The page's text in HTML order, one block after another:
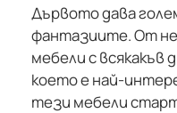
Дървото дава
фантазиите. От
мебели с всякакъв
което е най-
тези мебели